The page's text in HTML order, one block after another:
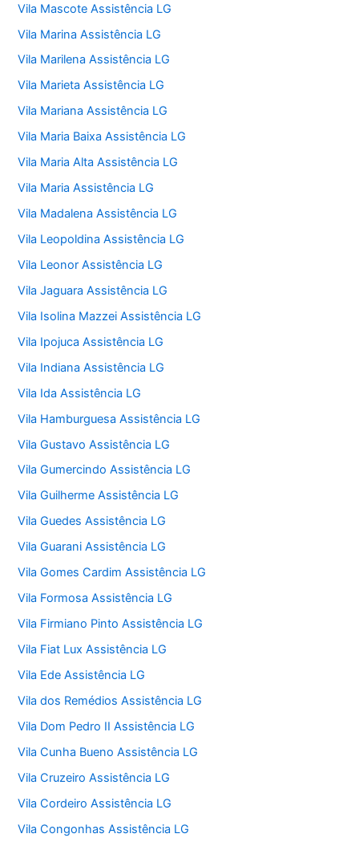
Vila Mascote Assistência LG
Vila Marina Assistência LG
Vila Marilena Assistência LG
Vila Marieta Assistência LG
Vila Mariana Assistência LG
Vila Maria Baixa Assistência LG
Vila Maria Alta Assistência LG
Vila Maria Assistência LG
Vila Madalena Assistência LG
Vila Leopoldina Assistência LG
Vila Leonor Assistência LG
Vila Jaguara Assistência LG
Vila Isolina Mazzei Assistência LG
Vila Ipojuca Assistência LG
Vila Indiana Assistência LG
Vila Ida Assistência LG
Vila Hamburguesa Assistência LG
Vila Gustavo Assistência LG
Vila Gumercindo Assistência LG
Vila Guilherme Assistência LG
Vila Guedes Assistência LG
Vila Guarani Assistência LG
Vila Gomes Cardim Assistência LG
Vila Formosa Assistência LG
Vila Firmiano Pinto Assistência LG
Vila Fiat Lux Assistência LG
Vila Ede Assistência LG
Vila dos Remédios Assistência LG
Vila Dom Pedro II Assistência LG
Vila Cunha Bueno Assistência LG
Vila Cruzeiro Assistência LG
Vila Cordeiro Assistência LG
Vila Congonhas Assistência LG